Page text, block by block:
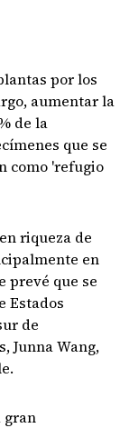
por los
aumentar la
de la
que se
como 'refugio
riqueza de
en
prevé que se
Estados
de
Junna Wang,
gran